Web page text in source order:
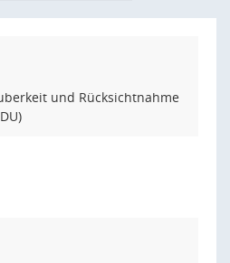
und Rücksichtnahme